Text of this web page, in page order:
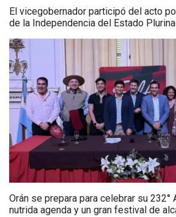
El vicegobernador participó del acto
de la Independencia del Estado
Orán se prepara para celebrar su 232°
nutrida agenda y un gran festival de